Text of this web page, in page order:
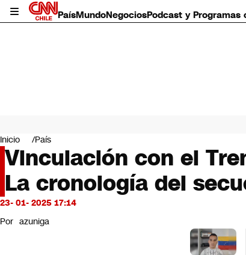
PaísMundoNegociosPodcast y Programas
Mundo
Negocios
Deportes
Programas completos
Cultura
Servicios
CNN Data
Inicio País
Vinculación con el
La cronología del
23- 01- 2025 17:14
Por azuniga